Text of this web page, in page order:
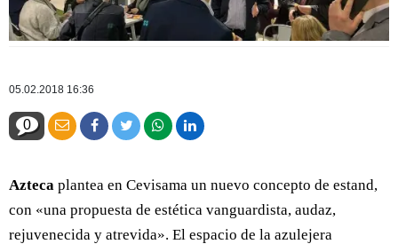
05.02.2018 16:36
0
Azteca plantea en Cevisama un nuevo concepto de estand,
con «una propuesta de estética vanguardista, audaz,
rejuvenecida y atrevida». El espacio de la azulejera